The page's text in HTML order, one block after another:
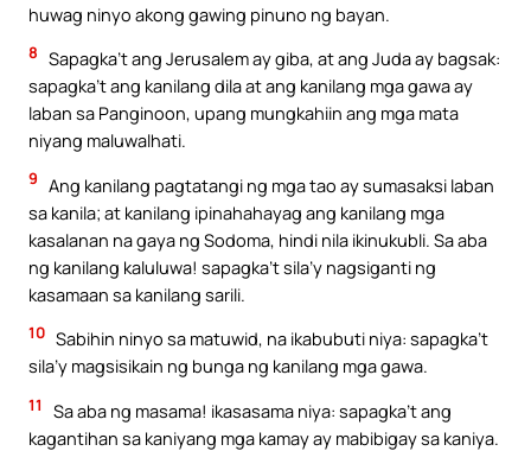
huwag ninyo akong gawing pinuno ng bayan.
8 Sapagka’t ang Jerusalem ay giba, at ang Juda ay bagsak:
sapagka’t ang kanilang dila at ang kanilang mga gawa ay
laban sa Panginoon, upang mungkahiin ang mga mata
niyang maluwalhati.
9 Ang kanilang pagtatangi ng mga tao ay sumasaksi laban
sa kanila; at kanilang ipinahahayag ang kanilang mga
kasalanan na gaya ng Sodoma, hindi nila ikinukubli. Sa aba
ng kanilang kaluluwa! sapagka’t sila’y nagsiganti ng
kasamaan sa kanilang sarili.
10 Sabihin ninyo sa matuwid, na ikabubuti niya: sapagka’t
sila’y magsisikain ng bunga ng kanilang mga gawa.
11
Sa aba ng masama! ikasasama niya: sapagka’t ang
kagantihan sa kaniyang mga kamay ay mabibigay sa kaniya.